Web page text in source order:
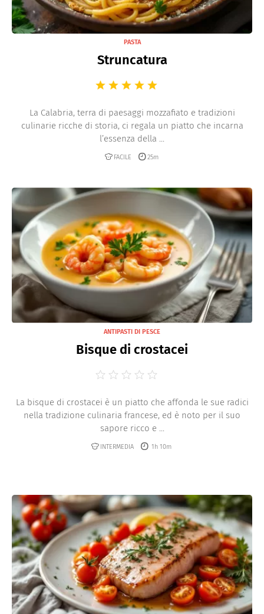
PASTA
Struncatura
La Calabria, terra di paesaggi mozzafiato e tradizioni
culinarie ricche di storia, ci regala un piatto che incarna
l’essenza della ...
FACILE 25m
ANTIPASTI DI PESCE
Bisque di crostacei
La bisque di crostacei è un piatto che affonda le sue radici
nella tradizione culinaria francese, ed è noto per il suo
sapore ricco e ...
INTERMEDIA 1h 10m